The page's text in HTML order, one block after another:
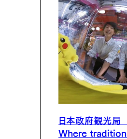
日本政府観光
Where